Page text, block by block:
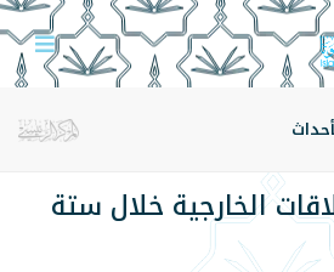
الخارجية خلال ستة